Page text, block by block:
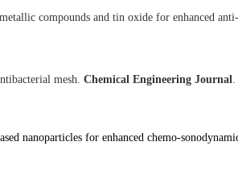
compounds and tin oxide for enhanced
mesh. Chemical Engineering Journal
nanoparticles for enhanced chemo-